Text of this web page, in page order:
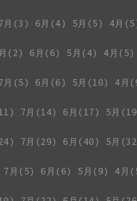
月(3) 6月(4) 5月(5) 4月
(2) 6月(6) 5月(4) 4月(5)
月(5) 6月(6) 5月(10) 4月
7月(14) 6月(17) 5月
7月(29) 6月(40) 5月
7月(5) 6月(6) 5月(9) 4月